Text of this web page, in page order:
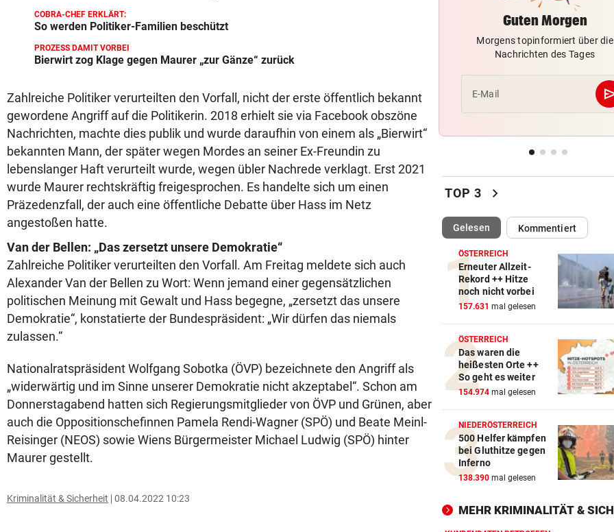
COBRA-CHEF ERKLÄRT:
So werden Politiker-Familien beschützt
PROZESS DAMIT VORBEI
Bierwirt zog Klage gegen Maurer „zur Gänze“ zurück
Zahlreiche Politiker verurteilten den Vorfall, nicht der erste öffentlich bekannt
gewordene Angriff auf die Politikerin. 2018 erhielt sie via Facebook obszöne
Nachrichten, machte dies publik und wurde daraufhin von einem als „Bierwirt“
bekannten Mann, der später wegen Mordes an seiner Ex-Freundin zu
lebenslanger Haft verurteilt wurde, wegen übler Nachrede verklagt. Erst 2021
wurde Maurer rechtskräftig freigesprochen. Es handelte sich um einen
Präzedenzfall, der auch eine öffentliche Debatte über Hass im Netz
angestoßen hatte.
Van der Bellen: „Das zersetzt unsere Demokratie“
Zahlreiche Politiker verurteilten den Vorfall. Am Freitag meldete sich auch
Alexander Van der Bellen zu Wort: Wenn jemand einer gegensätzlichen
politischen Meinung mit Gewalt und Hass begegne, „zersetzt das unsere
Demokratie“, konstatierte der Bundespräsident: „Wir dürfen das niemals
zulassen.“
Nationalratspräsident Wolfgang Sobotka (ÖVP) bezeichnete den Angriff als
„widerwärtig und im Sinne unserer Demokratie nicht akzeptabel“. Schon am
Donnerstagabend hatten sich Regierungsmitglieder von ÖVP und Grünen, aber
auch die Oppositionschefinnen Pamela Rendi-Wagner (SPÖ) und Beate Meinl-
Reisinger (NEOS) sowie Wiens Bürgermeister Michael Ludwig (SPÖ) hinter
Maurer gestellt.
Kriminalität & Sicherheit 08.04.2022 10:23
FREISPRÜCHE REGEN AUF
Katzentöter-Anwalt: „Nie so
Hass begegnet“
vor
Lange Haftstrafen für
über Waffenengpässe
Play-off weit auf
Irre! Salzburg – Pafos wegen
Sintflut unterbrochen
RADSPORT vor 7
Reusser vor Ventoux-Etappe
weiter im Gelben Trikot
KEIN ARSENAL-WECHSEL
Vinicius Jr. verlängert bei
Madrid bis 2032
UKRAINISCHER ANGRIFF?
Ölkatastrophe droht
„VERSTEHE ICH NICHT“ vor
ÖFB-Kicker Wimmer packt
Guten Morgen
Morgens topinformiert über die
Nachrichten des Tages
E-Mail
TOP 3 chevron_right
Gelesen(ausgewählt)Kommentiert
ÖSTERREICH
Erneuter Allzeit-
Rekord ++ Hitze
noch nicht vorbei
157.631 mal gelesen
ÖSTERREICH
Das waren die
heißesten Orte ++
So geht es weiter
154.974 mal gelesen
NIEDERÖSTERREICH
500 Helfer kämpfen
bei Gluthitze gegen
Inferno
138.390 mal gelesen
MEHR KRIMINALITÄT &